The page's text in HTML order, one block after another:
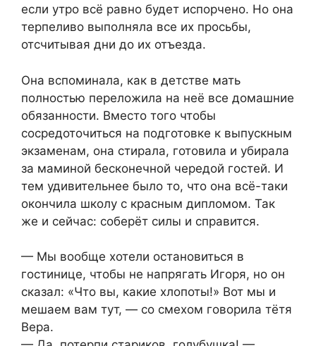
если утро всё равно будет испорчено. Но она
терпеливо выполняла все их просьбы,
отсчитывая дни до их отъезда.
Она вспоминала, как в детстве мать
полностью переложила на неё все домашние
обязанности. Вместо того чтобы
сосредоточиться на подготовке к выпускным
экзаменам, она стирала, готовила и убирала
за маминой бесконечной чередой гостей. И
тем удивительнее было то, что она всё-таки
окончила школу с красным дипломом. Так
же и сейчас: соберёт силы и справится.
— Мы вообще хотели остановиться в
гостинице, чтобы не напрягать Игоря, но он
сказал: «Что вы, какие хлопоты!» Вот мы и
мешаем вам тут, — со смехом говорила тётя
Вера.